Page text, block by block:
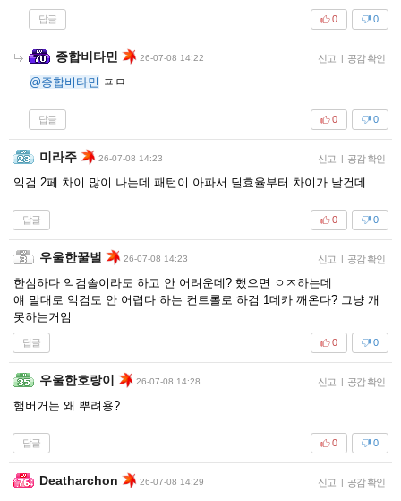
답글 0
0
종합비타민 26-07-08 14:22 신고 | 공감 확인
@종합비타민 ㅍㅁ
답글 0
0
미라주 26-07-08 14:23 신고 | 공감 확인
익검 2페 차이 많이 나는데 패턴이 아파서 딜효율부터 차이가 날건데
답글 0
0
우울한꿀벌 26-07-08 14:23 신고 | 공감 확인
한심하다 익검솔이라도 하고 안 어려운데? 했으면 ㅇㅈ하는데
얘 말대로 익검도 안 어렵다 하는 컨트롤로 하검 1데카 깨온다? 그냥 개
못하는거임
답글 0
0
우울한호랑이 26-07-08 14:28 신고 | 공감 확인
햄버거는 왜 뿌려용?
답글 0
0
Deatharchon 26-07-08 14:29 신고 | 공감 확인